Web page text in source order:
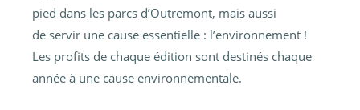
pied dans les parcs d’Outremont, mais aussi
de servir une cause essentielle : l’environnement !
Les profits de chaque édition sont destinés chaque
année à une cause environnementale.